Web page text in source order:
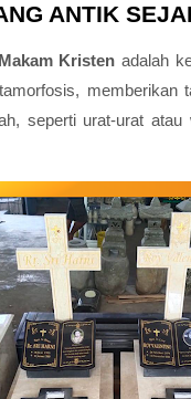
ANTIK
Kristen adalah
seperti urat-urat